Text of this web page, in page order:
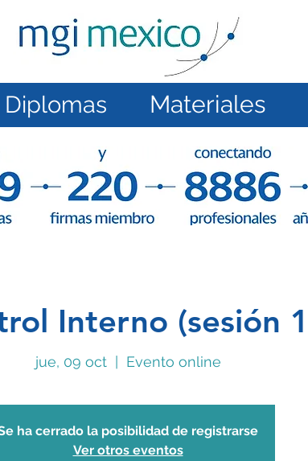
Diplomas Materiales
Interno (sesión
jue, 09 oct
  |
Evento online
ha cerrado la posibilidad de registrarse
Ver otros eventos
Diplomas 2024 Materiales